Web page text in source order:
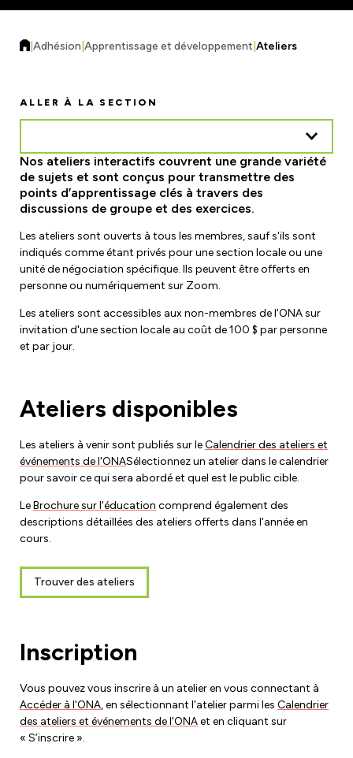
négociation
Contactez votre unité de négociation
Actualités
Calendrier des événements et des ateliers
Magazine F-Word
Inscription à la newsletter électronique
Salle de cinéma
Devenir membre
Emplois ONA
Éducation
Ateliers
Demander à un spécialiste
Bourses d'études et bourses
Rejoignez un comité ou une équipe
Développement du leadership
Orientation des membres
Cotisations syndicales
Mettez à jour vos informations de membre
Retraités
Formulaires et ressources
Améliorations de la charge de travail
Risques sur le lieu de travail
Comités mixtes de santé et de sécurité
Ministère du Travail
Commission de la sécurité professionnelle et de
l'assurance contre les accidents du travail
Lutte contre le racisme et l'oppression
Caucus des droits de la personne et de l'équité
Club de lecture
Aménagements et retour au travail
Adhésion Apprentissage et développement Ateliers
Nos ateliers interactifs couvrent une grande variété
de sujets et sont conçus pour transmettre des
points d’apprentissage clés à travers des
discussions de groupe et des exercices.
Les ateliers sont ouverts à tous les membres, sauf s'ils sont
indiqués comme étant privés pour une section locale ou une
unité de négociation spécifique. Ils peuvent être offerts en
personne ou numériquement sur Zoom.
Les ateliers sont accessibles aux non-membres de l'ONA sur
invitation d'une section locale au coût de 100 $ par personne
et par jour.
Ateliers disponibles
Les ateliers à venir sont publiés sur leCalendrier des ateliers et
événements de l'ONASélectionnez un atelier dans le calendrier
pour savoir ce qui sera abordé et quel est le public cible.
LeBrochure sur l'éducation comprend également des
descriptions détaillées des ateliers offerts dans l'année en
cours.
Trouver des ateliers
Inscription
Vous pouvez vous inscrire à un atelier en vous connectant à
Accéder à l'ONA, en sélectionnant l'atelier parmi les Calendrier
des ateliers et événements de l'ONAet en cliquant sur
« S’inscrire ».
ALLER À LA SECTION